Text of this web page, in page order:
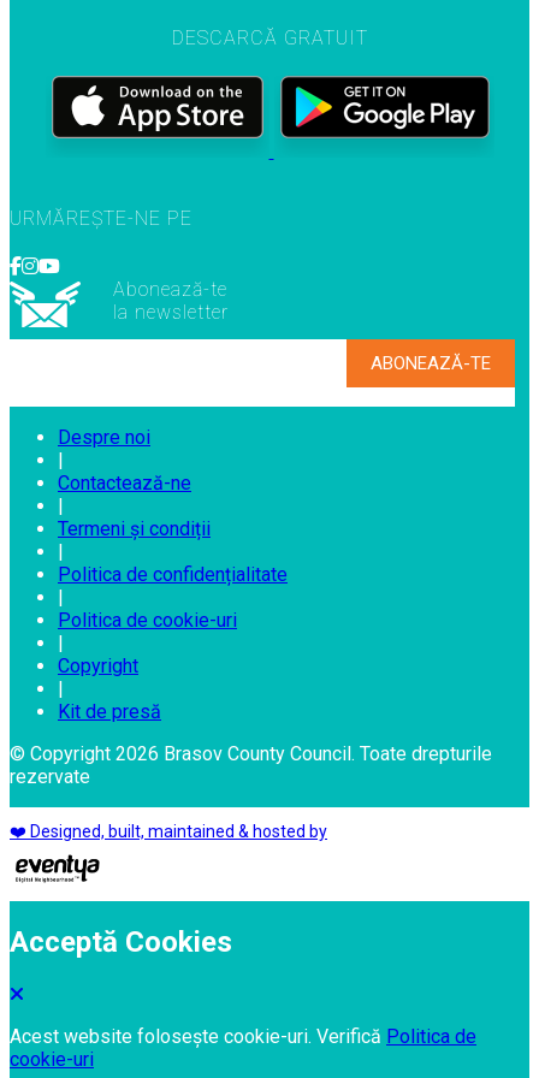
DESCARCĂ GRATUIT
URMĂREȘTE-NE PE
Abonează-te
la newsletter
Despre noi
Contactează-ne
Termeni și condiții
Politica de confidențialitate
Politica de cookie-uri
Copyright
Kit de presă
© Copyright 2026 Brasov County Council. Toate drepturile
rezervate
❤️ Designed, built, maintained & hosted by
Acceptă Cookies
Acest website folosește cookie-uri. Verifică Politica de
cookie-uri